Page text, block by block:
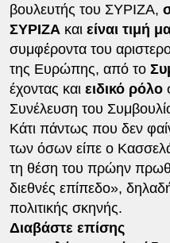
βουλευτής του ΣΥΡΙΖΑ,
ΣΥΡΙΖΑ και είναι τιμή
συμφέροντα του
της Ευρώπης, από το
έχοντας και ειδικό ρόλο
Συνέλευση του
Κάτι πάντως που δεν
των όσων είπε ο
τη θέση του πρώην
διεθνές επίπεδο»,
πολιτικής σκηνής.
Διαβάστε επίσης